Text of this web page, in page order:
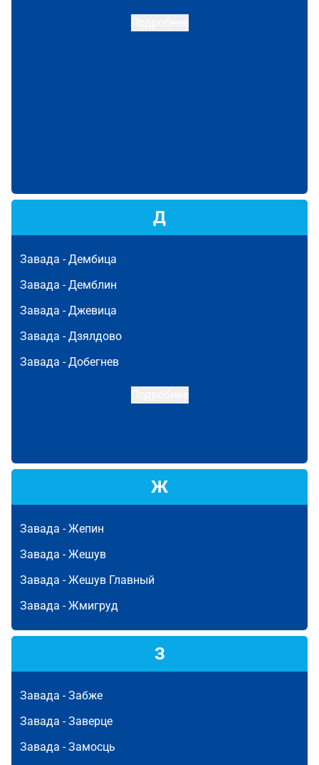
Д
Завада -Дембица
Завада -Демблин
Завада -Джевица
Завада -Дзялдово
Завада -Добегнев
Ж
Завада -Жепин
Завада -Жешув
Завада -Жешув Главный
Завада -Жмигруд
З
Завада -Забже
Завада -Заверце
Завада -Замосць